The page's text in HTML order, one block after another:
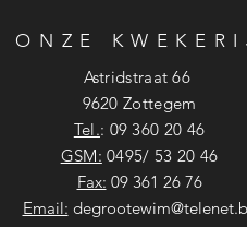
ONZE
Astridstraat 66
9620 Zottegem
Tel.: 09 360 20 46
GSM: 0495/ 53 20 46
Fax: 09 361 26 76
Email: